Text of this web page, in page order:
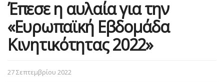
Έπεσε η αυλαία για την
«Ευρωπαϊκή Εβδομάδα
Κινητικότητας 2022»
27 Σεπτεμβρίου 2022